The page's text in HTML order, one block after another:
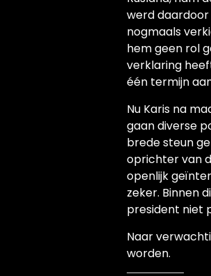
werd daardoor
nogmaals
hem geen rol
verklaring
één termijn
Nu Karis na
gaan diverse
brede steun
oprichter van
openlijk
zeker. Binnen
president niet
Naar
worden.